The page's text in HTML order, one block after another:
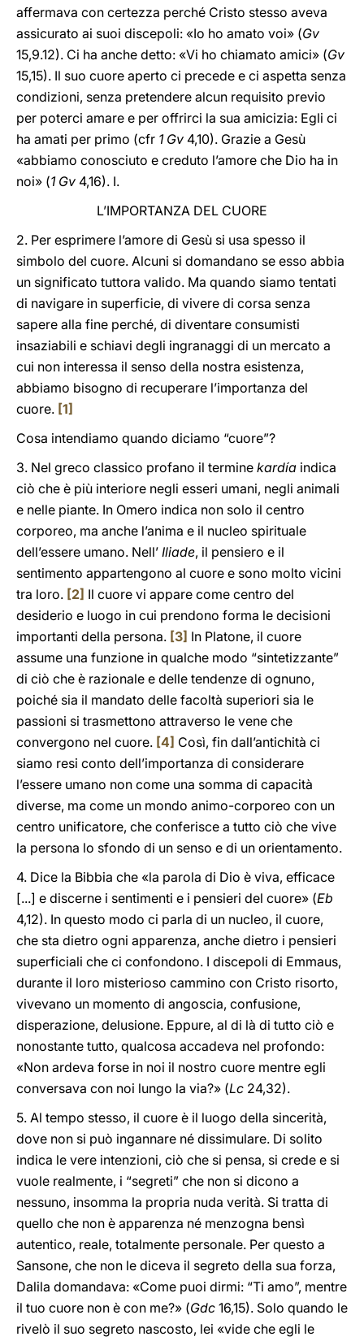
affermava con certezza perché Cristo stesso aveva
assicurato ai suoi discepoli: «Io ho amato voi» (Gv
15,9.12). Ci ha anche detto: «Vi ho chiamato amici» (Gv
15,15). Il suo cuore aperto ci precede e ci aspetta senza
condizioni, senza pretendere alcun requisito previo
per poterci amare e per offrirci la sua amicizia: Egli ci
ha amati per primo (cfr 1 Gv 4,10). Grazie a Gesù
«abbiamo conosciuto e creduto l’amore che Dio ha in
noi» (1 Gv 4,16). I.
L’IMPORTANZA DEL CUORE
2. Per esprimere l’amore di Gesù si usa spesso il
simbolo del cuore. Alcuni si domandano se esso abbia
un significato tuttora valido. Ma quando siamo tentati
di navigare in superficie, di vivere di corsa senza
sapere alla fine perché, di diventare consumisti
insaziabili e schiavi degli ingranaggi di un mercato a
cui non interessa il senso della nostra esistenza,
abbiamo bisogno di recuperare l’importanza del
cuore. [1]
Cosa intendiamo quando diciamo “cuore”?
3. Nel greco classico profano il termine kardía indica
ciò che è più interiore negli esseri umani, negli animali
e nelle piante. In Omero indica non solo il centro
corporeo, ma anche l’anima e il nucleo spirituale
dell’essere umano. Nell’ Iliade, il pensiero e il
sentimento appartengono al cuore e sono molto vicini
tra loro. [2] Il cuore vi appare come centro del
desiderio e luogo in cui prendono forma le decisioni
importanti della persona. [3] In Platone, il cuore
assume una funzione in qualche modo “sintetizzante”
di ciò che è razionale e delle tendenze di ognuno,
poiché sia il mandato delle facoltà superiori sia le
passioni si trasmettono attraverso le vene che
convergono nel cuore. [4] Così, fin dall’antichità ci
siamo resi conto dell’importanza di considerare
l’essere umano non come una somma di capacità
diverse, ma come un mondo animo-corporeo con un
centro unificatore, che conferisce a tutto ciò che vive
la persona lo sfondo di un senso e di un orientamento.
4. Dice la Bibbia che «la parola di Dio è viva, efficace
[...] e discerne i sentimenti e i pensieri del cuore» (Eb
4,12). In questo modo ci parla di un nucleo, il cuore,
che sta dietro ogni apparenza, anche dietro i pensieri
superficiali che ci confondono. I discepoli di Emmaus,
durante il loro misterioso cammino con Cristo risorto,
vivevano un momento di angoscia, confusione,
disperazione, delusione. Eppure, al di là di tutto ciò e
nonostante tutto, qualcosa accadeva nel profondo:
«Non ardeva forse in noi il nostro cuore mentre egli
conversava con noi lungo la via?» (Lc 24,32).
5. Al tempo stesso, il cuore è il luogo della sincerità,
dove non si può ingannare né dissimulare. Di solito
indica le vere intenzioni, ciò che si pensa, si crede e si
vuole realmente, i “segreti” che non si dicono a
nessuno, insomma la propria nuda verità. Si tratta di
quello che non è apparenza né menzogna bensì
autentico, reale, totalmente personale. Per questo a
Sansone, che non le diceva il segreto della sua forza,
Dalila domandava: «Come puoi dirmi: “Ti amo”, mentre
il tuo cuore non è con me?» (Gdc 16,15). Solo quando le
rivelò il suo segreto nascosto, lei «vide che egli le